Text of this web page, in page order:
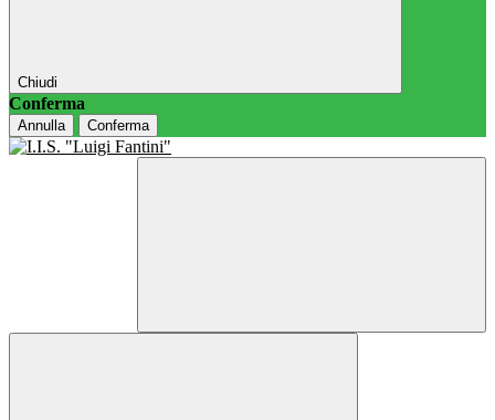
Chiudi
Conferma
Annulla Conferma